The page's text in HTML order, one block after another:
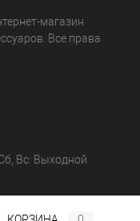
магазин
Все права
Вс: Выходной